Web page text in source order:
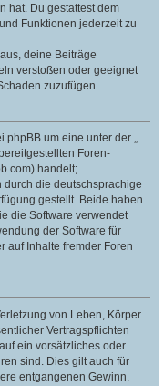
hat. Du gestattest dem
Funktionen jederzeit zu
deine Beiträge
verstoßen oder geeignet
zuzufügen.
phpBB um eine unter der „
Foren-
handelt;
die deutschsprachige
gestellt. Beide haben
die Software verwendet
der Software für
auf Inhalte fremder Foren
von Leben, Körper
Vertragspflichten
ein vorsätzliches oder
sind. Dies gilt auch für
entgangenen Gewinn.